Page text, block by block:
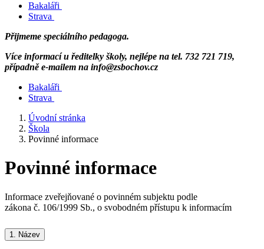
Bakaláři
Strava
Přijmeme speciálního pedagoga.
Více informací u ředitelky školy, nejlépe na tel. 732 721 719,
případně e-mailem na info@zsbochov.cz
Bakaláři
Strava
Úvodní stránka
Škola
Povinné informace
Povinné informace
Informace zveřejňované o povinném subjektu podle
zákona č. 106/1999 Sb., o svobodném přístupu k informacím
1. Název